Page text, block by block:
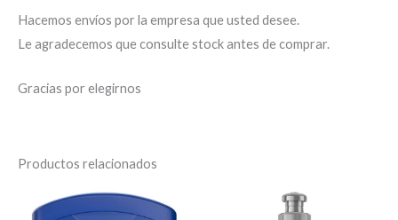
Hacemos envíos por la empresa que usted desee.
Le agradecemos que consulte stock antes de comprar.
Gracias por elegirnos
Productos relacionados